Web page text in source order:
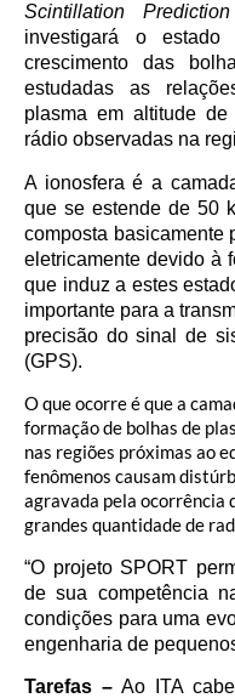
Scintillation
investigará o
crescimento das
estudadas as
plasma em altitude
rádio observadas na
A ionosfera é a
que se estende de 50
composta basicamente
eletricamente devido à
que induz a estes
importante para a
precisão do sinal de
(GPS).
O que ocorre é que a
formação de bolhas de
nas regiões próximas ao
fenômenos causam
agravada pela ocorrência
grandes quantidade de
“O projeto SPORT
de sua competência
condições para uma
engenharia de
Tarefas – Ao ITA